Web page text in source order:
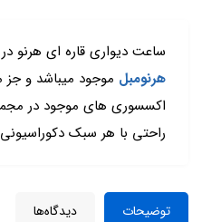
ساعت دیواری قاره ای هرنو
هرنومبل موجود میباشد و جز
اکسسوری های موجود در
راحتی با هر سبک
توضیحات دیدگاه‌ها